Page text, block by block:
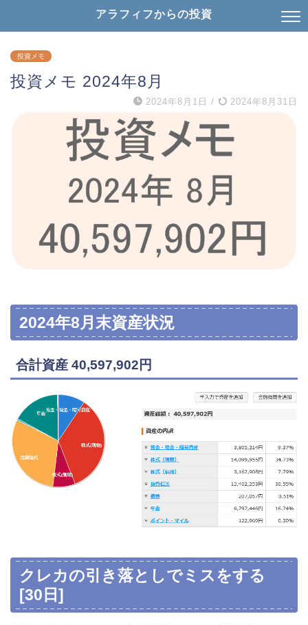
アラフィフからの投資
投資メモ
投資メモ 2024年8月
2024年8月1日 / 2024年8月31日
2024年8月末資産状況
合計資産 40,597,902円
クレカの引き落としでミスをする
[30日]